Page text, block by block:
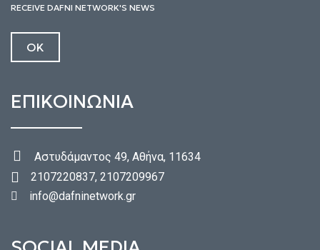
RECEIVE DAFNI NETWORK'S NEWS
ΕΠΙΚΟΙΝΩΝΙΑ
Αστυδάμαντος 49, Αθήνα, 11634
2107220837, 2107209967
info@dafninetwork.gr